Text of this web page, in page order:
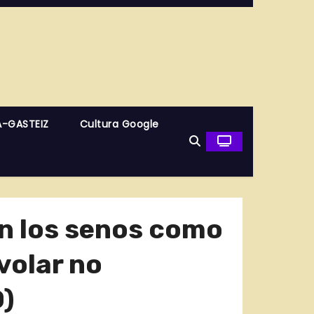
GASTEIZ Cultura Google
los senos como
no